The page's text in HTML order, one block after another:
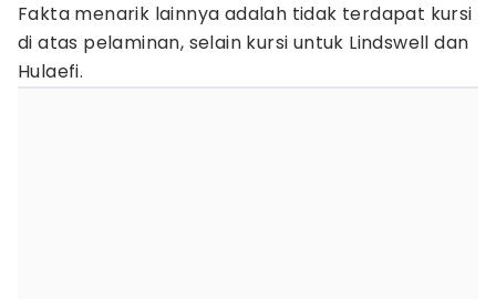
Fakta menarik lainnya adalah tidak terdapat kursi
di atas pelaminan, selain kursi untuk Lindswell dan
Hulaefi.